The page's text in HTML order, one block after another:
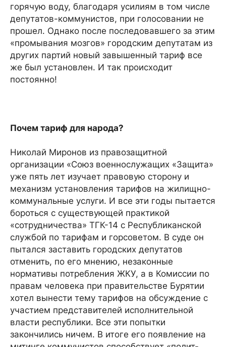
горячую воду, благодаря усилиям в том числе
депутатов-коммунистов, при голосовании не
прошел. Однако после последовавшего за этим
«промывания мозгов» городским депутатам из
других партий новый завышенный тариф все
же был установлен. И так происходит
постоянно!
Почем тариф для народа?
Николай Миронов из правозащитной
организации «Союз военнослужащих «Защита»
уже пять лет изучает правовую сторону и
механизм установления тарифов на жилищно-
коммунальные услуги. И все эти годы пытается
бороться с существующей практикой
«сотрудничества» ТГК-14 с Республиканской
службой по тарифам и горсоветом. В суде он
пытался заставить городских депутатов
отменить, по его мнению, незаконные
нормативы потребления ЖКУ, а в Комиссии по
правам человека при правительстве Бурятии
хотел вынести тему тарифов на обсуждение с
участием представителей исполнительной
власти республики. Все эти попытки
закончились ничем. В итоге его появление на